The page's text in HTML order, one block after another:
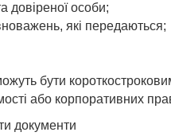
довіреної особи;
які передаються;
можуть бути
або корпоративних
документи